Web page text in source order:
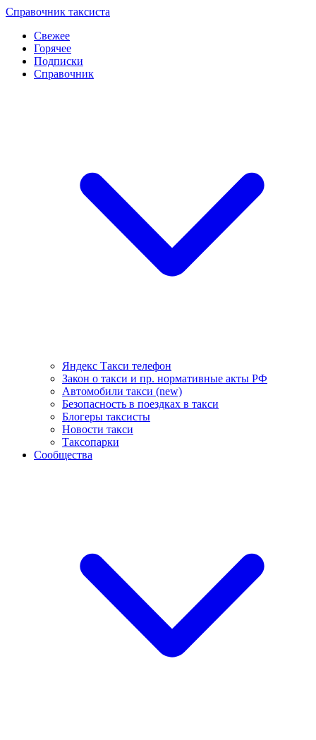
Перейти
контенту
Справочник таксиста
Свежее
Горячее
Подписки
Справочник
Яндекс Такси телефон
Закон о такси и пр. нормативные акты РФ
Автомобили такси (new)
Безопасность в поездках в такси
Блогеры таксисты
Новости такси
Таксопарки
Сообщества